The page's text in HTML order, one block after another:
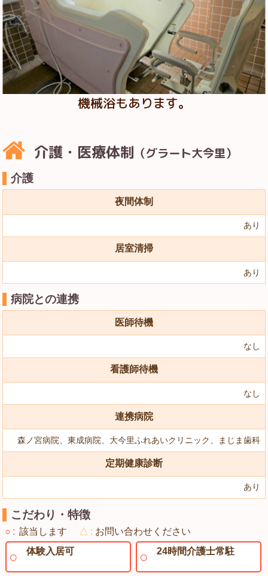
機械浴もあります。
介護・医療体制 （グラート大今里）
介護
夜間体制
あり
居室清掃
あり
病院との連携
医師待機
なし
看護師待機
なし
連携病院
森ノ宮病院、東成病院、大今里ふれあいクリニック、まじま歯科
定期健康診断
あり
こだわり・特徴
○ 該当します △
お問い合わせください
体験入居可
24時間介護士常駐